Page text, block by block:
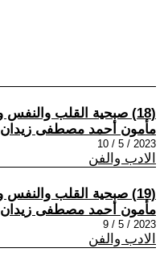
(18) صبحية القلب والنفس والروح 3
مأمون أحمد مصطفى زيدان
2023 / 5 / 10
الادب والفن
(19) صبحية القلب والنفس والروح 2
مأمون أحمد مصطفى زيدان
2023 / 5 / 9
الادب والفن